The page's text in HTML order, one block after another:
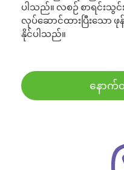
ပါသည်။ လစဉ် စာရင်းသွ
လုပ်ဆောင်ထားပြီးသော ဖု
နိုင်ပါသည်။
နောက်